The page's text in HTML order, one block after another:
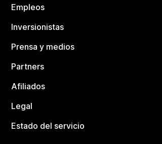
Empleos
Inversionistas
Prensa y medios
Partners
Afiliados
Legal
Estado del servicio